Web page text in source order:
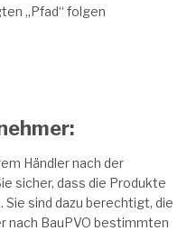
„Pfad“ folgen
Händler nach der
sicher, dass die Produkte
sind dazu berechtigt, die
nach BauPVO bestimmten